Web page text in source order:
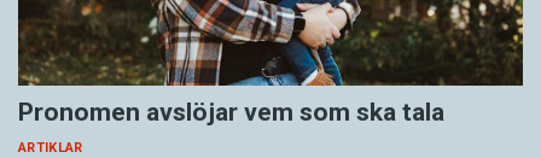
Pronomen avslöjar vem som ska tala
ARTIKLAR